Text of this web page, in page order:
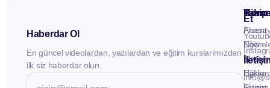
Haberdar Ol
En güncel videolardan, yazılardan ve eğitim kurslarımızdan
ilk siz haberdar olun.
Fluent
Now -
Birebir
Eğitim
Takip
Et